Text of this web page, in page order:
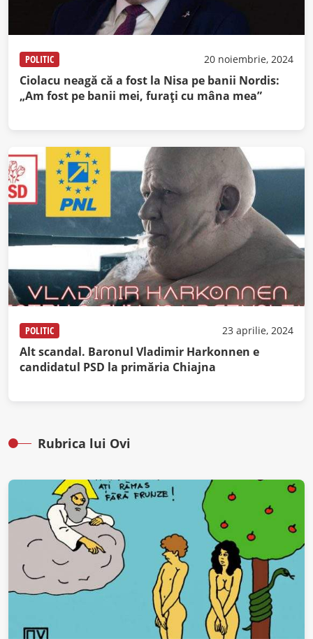
POLITIC 20 noiembrie, 2024
Ciolacu neagă că a fost la Nisa pe banii Nordis:
„Am fost pe banii mei, furaţi cu mâna mea”
POLITIC 23 aprilie, 2024
Alt scandal. Baronul Vladimir Harkonnen e
candidatul PSD la primăria Chiajna
Rubrica lui Ovi